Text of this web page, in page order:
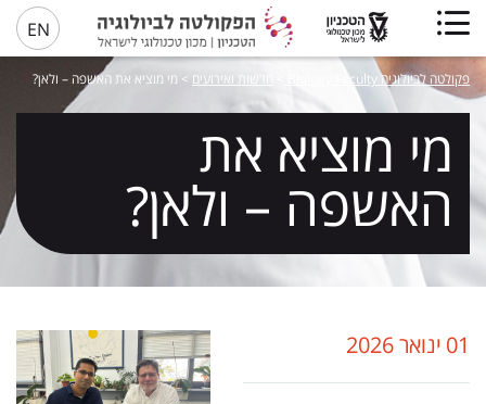
EN
פקולטה לביולוגיה Biology Faculty חדשות ואירועים > מי מוציא את האשפה – ולאן?
מי מוציא את
האשפה – ולאן?
01 ינואר 2026